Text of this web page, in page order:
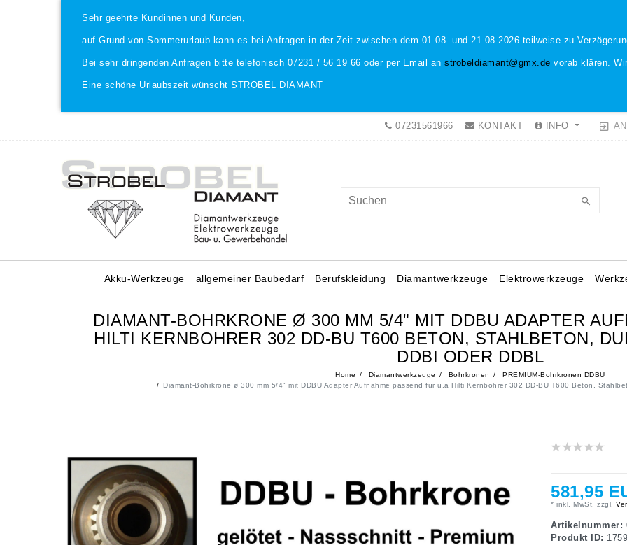
Sehr geehrte Kundinnen und Kunden,
auf Grund von Sommerurlaub kann es bei Anfragen in der Zeit zwischen dem 01.08. und 21.08.2026 teilweise zu
Bei sehr dringenden Anfragen bitte telefonisch 07231 / 56 19 66 oder per Email an strobeldiamant@gmx.de vorab klären.
Eine schöne Urlaubszeit wünscht STROBEL DIAMANT
07231561966 KONTAKT INFO
Akku-Werkzeuge allgemeiner Baubedarf Berufskleidung Diamantwerkzeuge Elektrowerkzeuge
DIAMANT-BOHRKRONE Ø 300 MM 5/4" MIT DDBU ADAPTER
HILTI KERNBOHRER 302 DD-BU T600 BETON, STAHLBETON,
DDBI ODER DDBL
Home Diamantwerkzeuge Bohrkronen
PREMIUM-Bohrkronen DDBU
Diamant-Bohrkrone ø 300 mm 5/4" mit DDBU Adapter Aufnahme passend für u.a Hilti Kernbohrer 302 DD-BU T600 Beton,
581,95
* inkl. MwSt. zzgl.
Artikelnummer:
Produkt ID: 1759